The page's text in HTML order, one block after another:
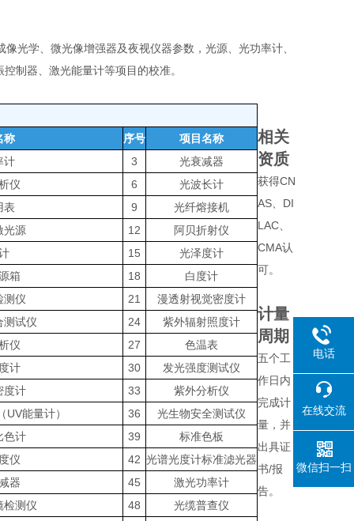
光学、微光像增强器及夜视仪器参数，光源、光功率计、
制器、激光能量计等项目的校准。
称 序号
项目名称
计
3
光衰减器
仪
6
光波长计
表
9
光纤熔接机
光源
12
阿贝折射仪
15
光泽度计
箱
18
白度计
测仪
21
漫透射视觉密度计
测试仪
24
紫外辐射照度计
仪
27
色温表
计
30
发光强度测试仪
度计
33
紫外分析仪
能量计）
36
光生物安全测试仪
色计
39
标准色板
仪
42 光谱光度计标准滤光器
器
45
激光功率计
检测仪
48
光缆普查仪
相关
资质
获得CN
AS、DI
LAC、
CMA认
可。
计量
周期
五个工
作日内
完成计
量，并
出具证
书/报
告。
电话
在线交流
微信扫一扫